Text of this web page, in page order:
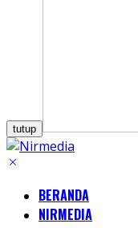
tutup
BERANDA
NIRMEDIA